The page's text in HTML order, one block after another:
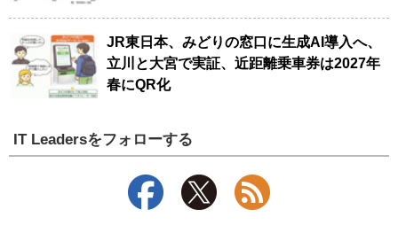
JR東日本、みどりの窓口に生成AI導入へ、
立川と大宮で実証、近距離乗車券は2027年
春にQR化
IT Leadersをフォローする